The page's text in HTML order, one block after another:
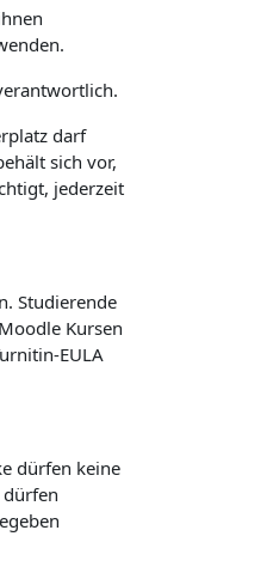
darf
sich vor,
jederzeit
Studierende
Kursen
EULA
dürfen keine